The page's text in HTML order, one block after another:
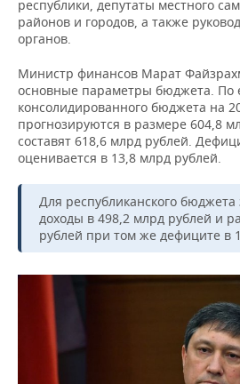
ВОЛЕЙБОЛ
КИБЕРСПОРТ
ФИГУРНОЕ КАТАНИЕ
ВОДНЫЕ ВИДЫ СПОРТА
ХОККЕЙ С МЯЧОМ
ИСТОРИЯ
КУЛЬТУРА
МЕДИЦИНА
ОБРАЗОВАНИЕ
ПРОИСШЕСТВИЯ
СПИСОК ПЕРСОН
СПИСОК КОМПАНИЙ
ПОЛНАЯ ВЕРСИЯ
республики, депутаты местного
районов и городов, а также
органов.
Министр финансов Марат
основные параметры бюджета. По
консолидированного бюджета на
прогнозируются в размере 604,8
составят 618,6 млрд рублей.
оценивается в 13,8 млрд рублей.
Для республиканского
доходы в 498,2 млрд рублей и
рублей при том же дефиците в